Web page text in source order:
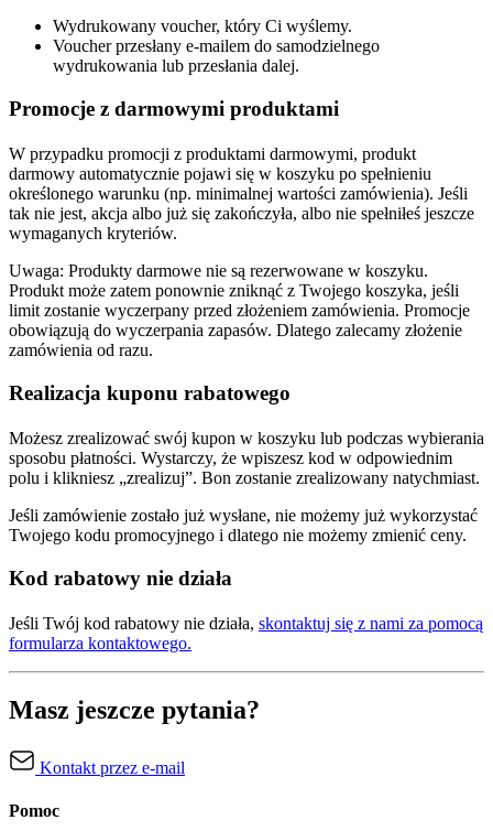
Wydrukowany voucher, który Ci wyślemy.
Voucher przesłany e-mailem do samodzielnego
wydrukowania lub przesłania dalej.
Promocje z darmowymi produktami
W przypadku promocji z produktami darmowymi, produkt
darmowy automatycznie pojawi się w koszyku po spełnieniu
określonego warunku (np. minimalnej wartości zamówienia). Jeśli
tak nie jest, akcja albo już się zakończyła, albo nie spełniłeś jeszcze
wymaganych kryteriów.
Uwaga: Produkty darmowe nie są rezerwowane w koszyku.
Produkt może zatem ponownie zniknąć z Twojego koszyka, jeśli
limit zostanie wyczerpany przed złożeniem zamówienia. Promocje
obowiązują do wyczerpania zapasów. Dlatego zalecamy złożenie
zamówienia od razu.
Realizacja kuponu rabatowego
Możesz zrealizować swój kupon w koszyku lub podczas wybierania
sposobu płatności. Wystarczy, że wpiszesz kod w odpowiednim
polu i klikniesz „zrealizuj”. Bon zostanie zrealizowany natychmiast.
Jeśli zamówienie zostało już wysłane, nie możemy już wykorzystać
Twojego kodu promocyjnego i dlatego nie możemy zmienić ceny.
Kod rabatowy nie działa
Jeśli Twój kod rabatowy nie działa, skontaktuj się z nami za pomocą
formularza kontaktowego.
Masz jeszcze pytania?
Kontakt przez e-mail
Pomoc